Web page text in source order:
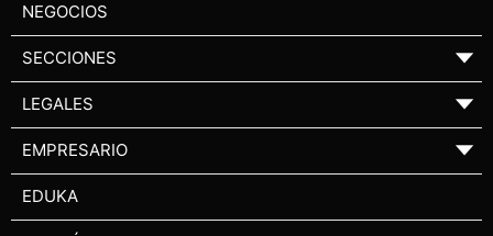
NEGOCIOS
SECCIONES ▼
LEGALES ▼
EMPRESARIO ▼
EDUKA